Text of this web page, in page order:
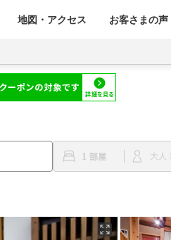
地図・アクセス お客さまの声
1 大人